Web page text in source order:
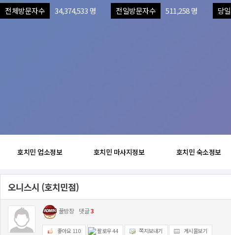
전체방문자수 34,374,533 명 전일방문자수 511,258 명 당
호치민 업소정보 호치민 마사지정보 호치민 숙소정보
오니스시 (호치민점)
꿀방장 댓글3
좋아요 110 팔로우44 쪽지보내기 게시물보기